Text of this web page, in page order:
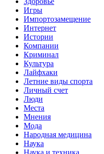
Игры
Импортозамещение
Интернет
Истории
Компании
Криминал
Культура
Лайфхаки
Летние виды спорта
Личный счет
Люди
Места
Мнения
Мода
Народная медицина
Наука
Наука и техника